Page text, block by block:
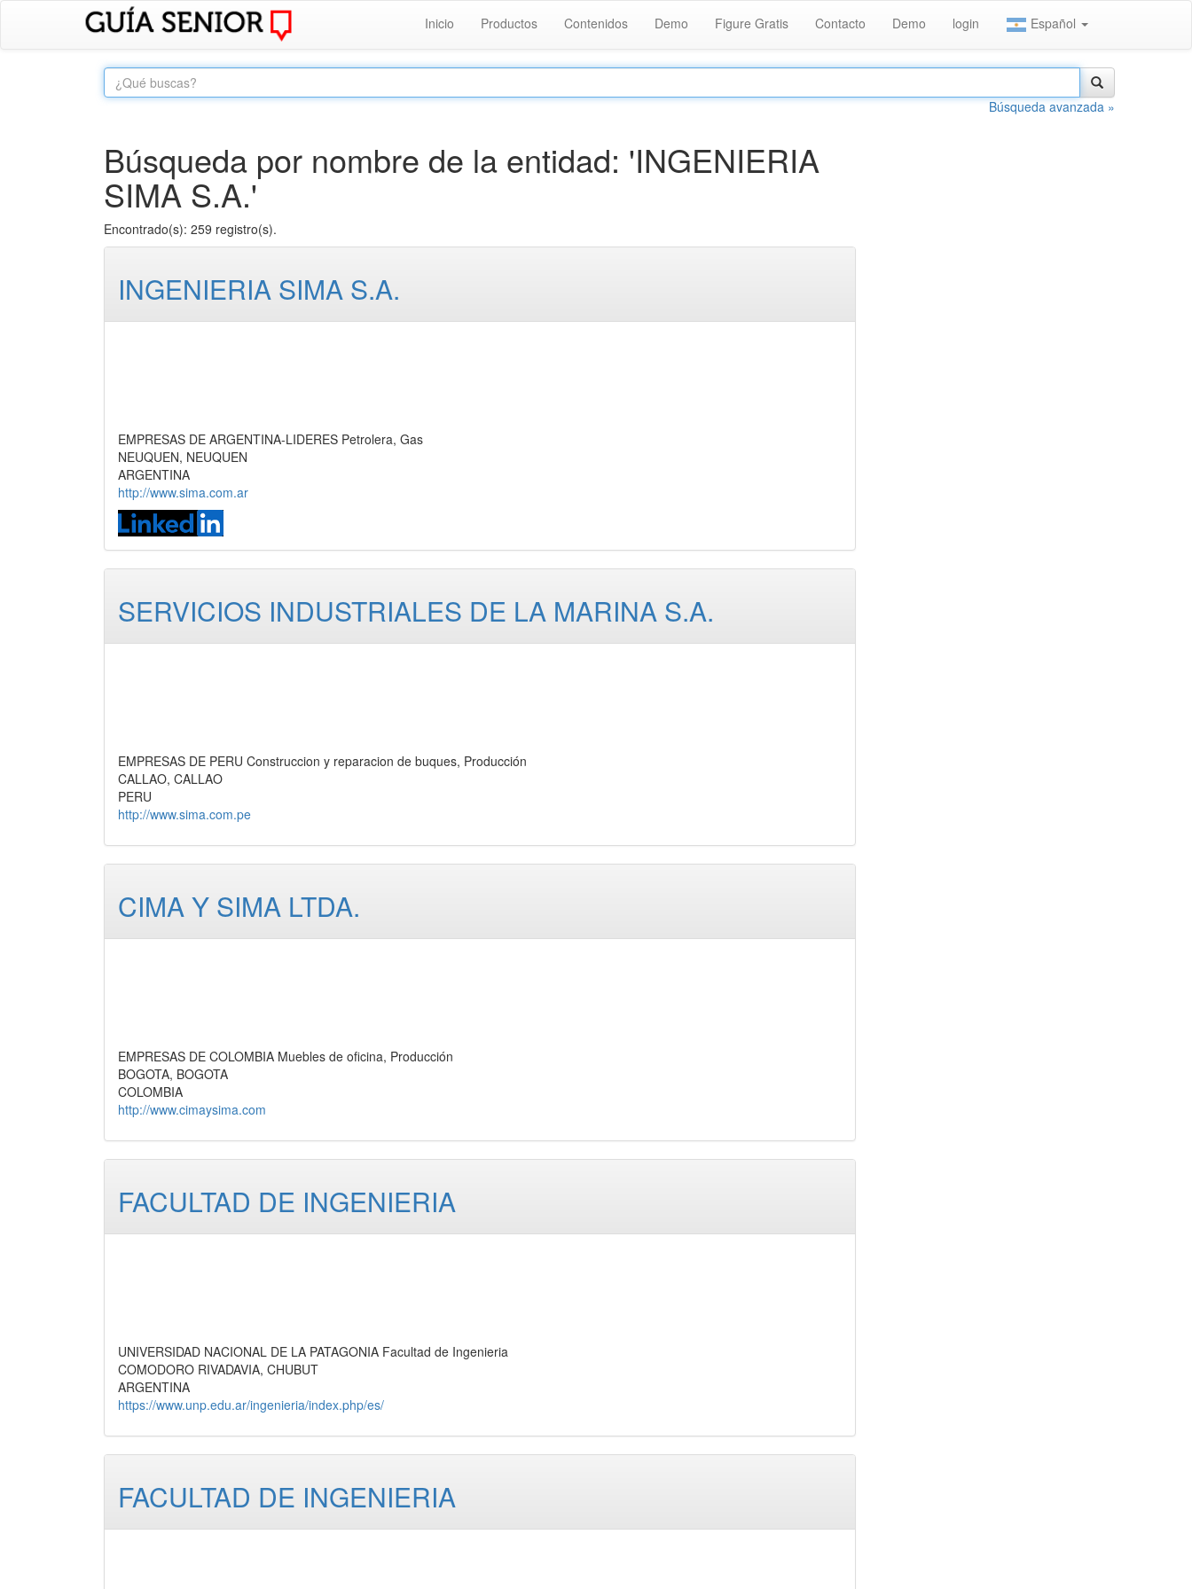
Inicio Productos Contenidos Demo Figure Gratis Contacto Demo login Español
Búsqueda avanzada »
Búsqueda por nombre de la entidad: 'INGENIERIA
SIMA S.A.'
Encontrado(s): 259 registro(s).
INGENIERIA SIMA S.A.
EMPRESAS DE ARGENTINA-LIDERES Petrolera, Gas
NEUQUEN, NEUQUEN
ARGENTINA
http://www.sima.com.ar
SERVICIOS INDUSTRIALES DE LA MARINA S.A.
EMPRESAS DE PERU Construccion y reparacion de buques, Producción
CALLAO, CALLAO
PERU
http://www.sima.com.pe
CIMA Y SIMA LTDA.
EMPRESAS DE COLOMBIA Muebles de oficina, Producción
BOGOTA, BOGOTA
COLOMBIA
http://www.cimaysima.com
FACULTAD DE INGENIERIA
UNIVERSIDAD NACIONAL DE LA PATAGONIA Facultad de Ingenieria
COMODORO RIVADAVIA, CHUBUT
ARGENTINA
https://www.unp.edu.ar/ingenieria/index.php/es/
FACULTAD DE INGENIERIA